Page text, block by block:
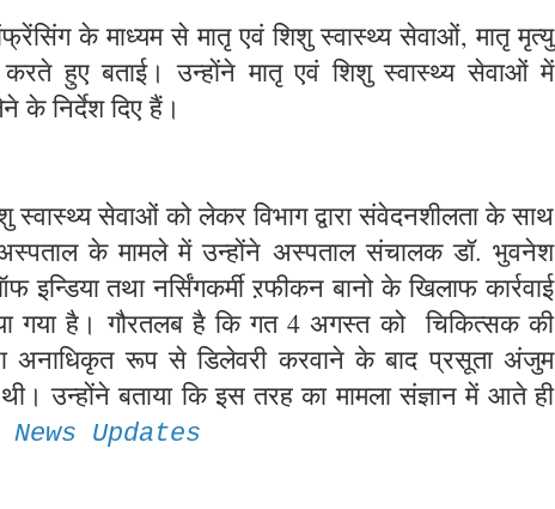
के माध्यम से मातृ एवं शिशु स्वास्थ्य सेवाओं, मातृ मृत्यु
करते हुए बताई। उन्होंने मातृ एवं शिशु स्वास्थ्य सेवाओं में
के निर्देश दिए हैं।
सेवाओं को लेकर विभाग द्वारा संवेदनशीलता के साथ
के मामले में उन्होंने अस्पताल संचालक डॉ. भुवनेश
तथा नर्सिंगकर्मी ऱफीकन बानो के खिलाफ कार्रवाई
गया है। गौरतलब है कि गत 4 अगस्त को चिकित्सक की
अनाधिकृत रूप से डिलेवरी करवाने के बाद प्रसूता अंजुम
उन्होंने बताया कि इस तरह का मामला संज्ञान में आते ही
Updates